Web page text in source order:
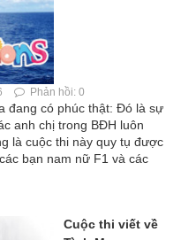
Phản hồi: 0
đang có phúc thật: Đó là sự
anh chị trong BĐH luôn
là cuộc thi này quy tụ được
bạn nam nữ F1 và các
Cuộc thi viết về